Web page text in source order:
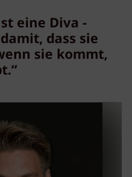
eine Diva -
dass sie
sie kommt,